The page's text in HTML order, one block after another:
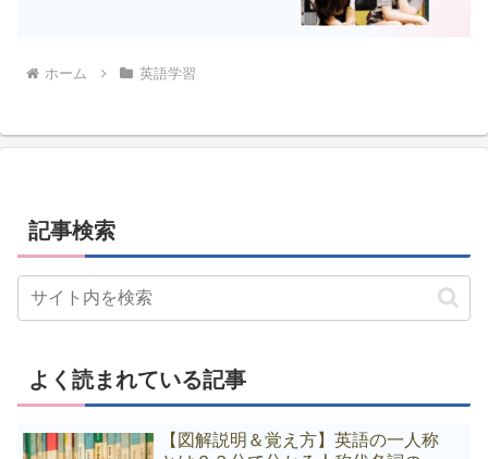
ホーム 英語学習
記事検索
よく読まれている記事
【図解説明＆覚え方】英語の一人称